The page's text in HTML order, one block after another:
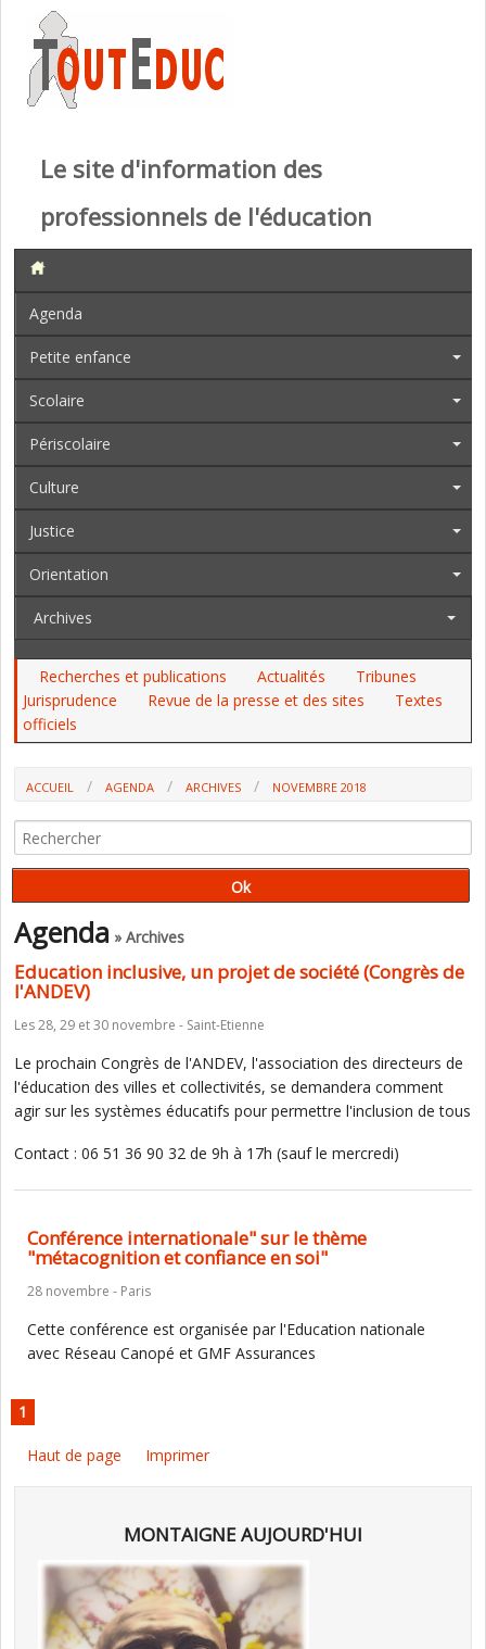
Le site d'information des
professionnels de l'éducation
Agenda
Petite enfance
Scolaire
Périscolaire
Culture
Justice
Orientation
Archives
Recherches et publications Actualités
Tribunes
Jurisprudence
Revue de la presse et des sites
Textes
officiels
ACCUEIL AGENDA ARCHIVES NOVEMBRE 2018
Agenda » Archives
Education inclusive, un projet de société (Congrès de
l'ANDEV)
Les 28, 29 et 30 novembre - Saint-Etienne
Le prochain Congrès de l'ANDEV, l'association des directeurs de
l'éducation des villes et collectivités, se demandera comment
agir sur les systèmes éducatifs pour permettre l'inclusion de tous
Contact : 06 51 36 90 32 de 9h à 17h (sauf le mercredi)​
Conférence internationale" sur le thème
"métacognition et confiance en soi"
28 novembre - Paris
Cette conférence est organisée par l'Education nationale
avec Réseau Canopé et GMF Assurances
1
Haut de page Imprimer
MONTAIGNE AUJOURD'HUI